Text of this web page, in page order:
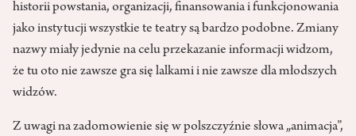
historii powstania, organizacji, finansowania i funkcjonowania
jako instytucji wszystkie te teatry są bardzo podobne. Zmiany
nazwy miały jedynie na celu przekazanie informacji widzom,
że tu oto nie zawsze gra się lalkami i nie zawsze dla młodszych
widzów.
Z uwagi na zadomowienie się w polszczyźnie słowa „animacja”,